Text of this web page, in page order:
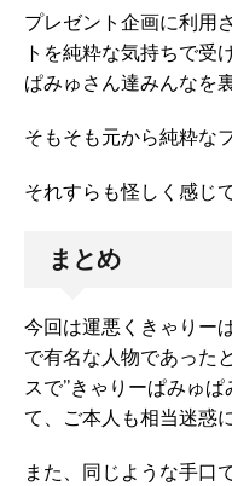
プレゼント企画に利用
トを純粋な気持ちで受
ぱみゅさん達みんなを
そもそも元から純粋な
それすらも怪しく感じ
まとめ
今回は運悪くきゃりー
で有名な人物であった
スで”きゃりーぱみゅ
て、ご本人も相当迷惑
また、同じような手口